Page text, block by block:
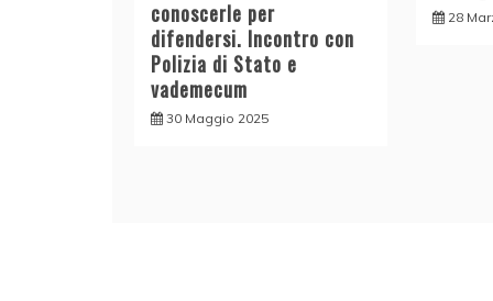
conoscerle per
difendersi. Incontro con
Polizia di Stato e
vademecum
30 Maggio 2025
28